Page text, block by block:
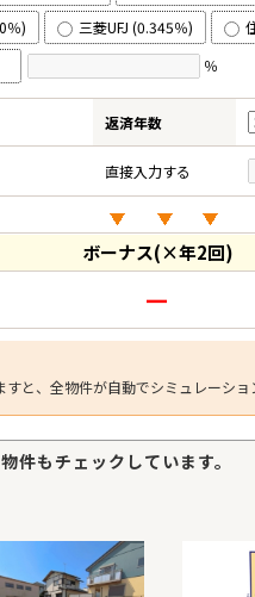
％)
三菱UFJ (0.345％)
％
返済年数
直接入力する
ボーナス(×年2回)
－
と、全物件が自動でシミュレーショ
件もチェックしています。